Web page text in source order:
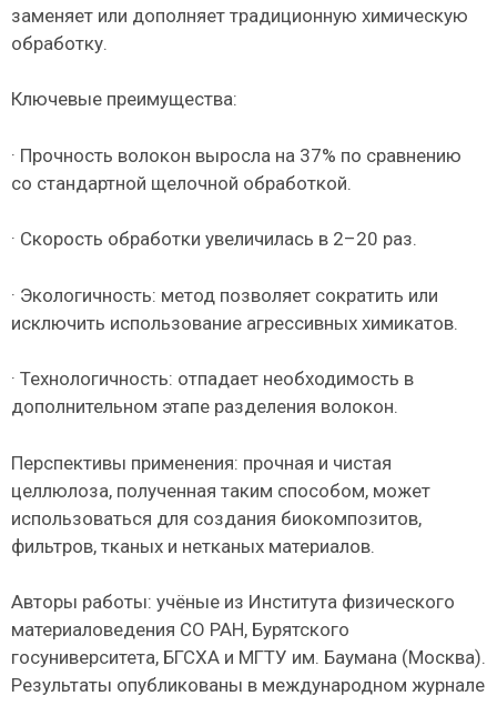
заменяет или дополняет традиционную химическую
обработку.
Ключевые преимущества:
· Прочность волокон выросла на 37% по сравнению
со стандартной щелочной обработкой.
· Скорость обработки увеличилась в 2–20 раз.
· Экологичность: метод позволяет сократить или
исключить использование агрессивных химикатов.
· Технологичность: отпадает необходимость в
дополнительном этапе разделения волокон.
Перспективы применения: прочная и чистая
целлюлоза, полученная таким способом, может
использоваться для создания биокомпозитов,
фильтров, тканых и нетканых материалов.
Авторы работы: учёные из Института физического
материаловедения СО РАН, Бурятского
госуниверситета, БГСХА и МГТУ им. Баумана (Москва).
Результаты опубликованы в международном журнале